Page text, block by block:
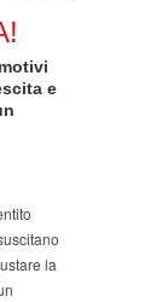
e
la